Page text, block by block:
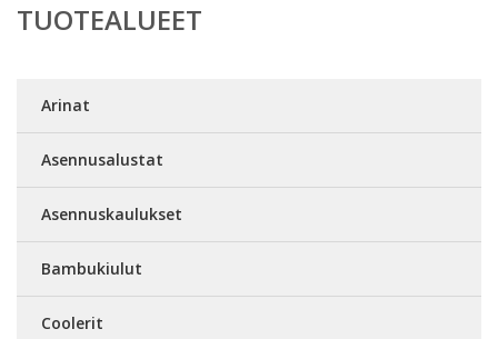
TUOTEALUEET
Arinat
Asennusalustat
Asennuskaulukset
Bambukiulut
Coolerit